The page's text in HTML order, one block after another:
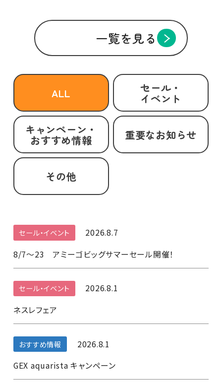
一覧を見る
ALL セール・
イベント
キャンペーン・
おすすめ情報 重要なお知らせ
その他
セール・イベント
2026.8.7
8/7～23 アミーゴビッグサマーセール開催！
セール・イベント
2026.8.1
ネスレフェア
おすすめ情報
2026.8.1
GEX aquarista キャンペーン